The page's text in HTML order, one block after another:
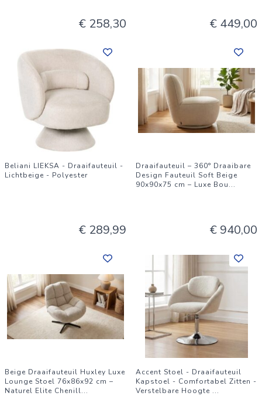
€ 258,30 € 449,00
Beliani LIEKSA - Draaifauteuil -
Lichtbeige - Polyester
€ 289,99
Draaifauteuil – 360° Draaibare
Design Fauteuil Soft Beige
90x90x75 cm – Luxe Bou...
€ 940,00
Beige Draaifauteuil Huxley Luxe
Lounge Stoel 76x86x92 cm –
Naturel Elite Chenill...
Accent Stoel - Draaifauteuil
Kapstoel - Comfortabel Zitten -
Verstelbare Hoogte ...